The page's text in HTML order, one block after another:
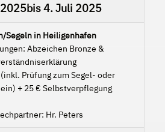
bis4. Juli 2025
Segeln in Heiligenhafen
Abzeichen Bronze &
Prüfung zum Segel- oder
+ 25 € Selbstverpflegung
Hr. Peters